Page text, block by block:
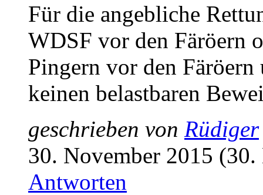
Für die angebliche
WDSF vor den Färöern
Pingern vor den Färöern
keinen belastbaren
geschrieben von Rüdiger
30. November 2015
Antworten